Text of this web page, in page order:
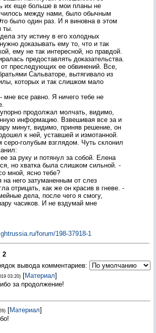
их еще больше в мои планы не
между нами, было обычным
было один раз. И я виновна в этом
ты.
эту истину в его холодных
доказывать ему то, что и так
ему не так интересной, но правдой.
предоставлять доказательства.
преследующих ее обвинений. Все,
Сальваторе, вытягивало из
которых и так слишком мало
все равно. Я ничего тебе не
продолжал молчать, видимо,
информацию. Взвешивая все за и
минут, видимо, приняв решение, он
к ней, уставшей и измотанной.
голубым взглядом. Чуть склонил
за руку и потянул за собой. Елена
но хватка была слишком сильной. -
мной, ясно тебе?
него затуманенным от слез
отрицать, как же он красив в гневе. -
дела, после чего я смогу,
часиков. И не вздумай мне
forum/198-37918-1
2
вывода комментариев:
03:20) [Материал]
за продолжениe!
[Материал]